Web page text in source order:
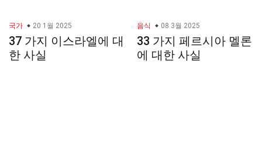
국가 20 1월 2025
37 가지 이스라엘에 대
한 사실
음식 08 3월 2025
33 가지 페르시아 멜론
에 대한 사실